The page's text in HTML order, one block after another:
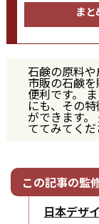
まと
石鹸の原料や
市販の石鹸
便利です。
にも、その
ができます
ててみてく
日本デザ